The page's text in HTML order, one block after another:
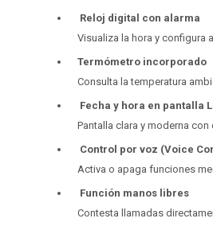
Reloj digital con alarma
Visualiza la hora y configura
Termómetro incorporado
Consulta la temperatura
Fecha y hora en pantalla
Pantalla clara y moderna
Control por voz (Voice
Activa o apaga funciones
Función manos libres
Contesta llamadas